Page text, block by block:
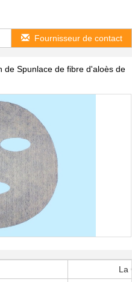
Fournisseur de contact
de Spunlace de fibre d'aloès de
La